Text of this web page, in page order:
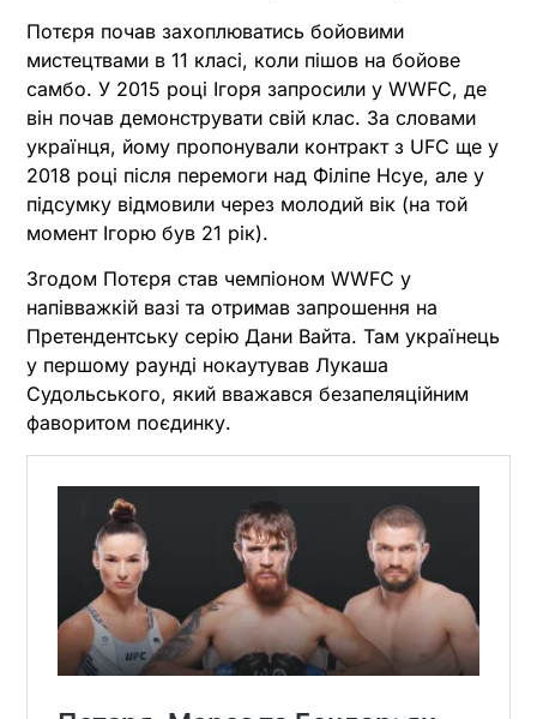
Потєря почав захоплюватись бойовими
мистецтвами в 11 класі, коли пішов на бойове
самбо. У 2015 році Ігоря запросили у WWFC, де
він почав демонструвати свій клас. За словами
українця, йому пропонували контракт з UFC ще у
2018 році після перемоги над Філіпе Нсуе, але у
підсумку відмовили через молодий вік (на той
момент Ігорю був 21 рік).
Згодом Потєря став чемпіоном WWFC у
напівважкій вазі та отримав запрошення на
Претендентську серію Дани Вайта. Там українець
у першому раунді нокаутував Лукаша
Судольського, який вважався безапеляційним
фаворитом поєдинку.